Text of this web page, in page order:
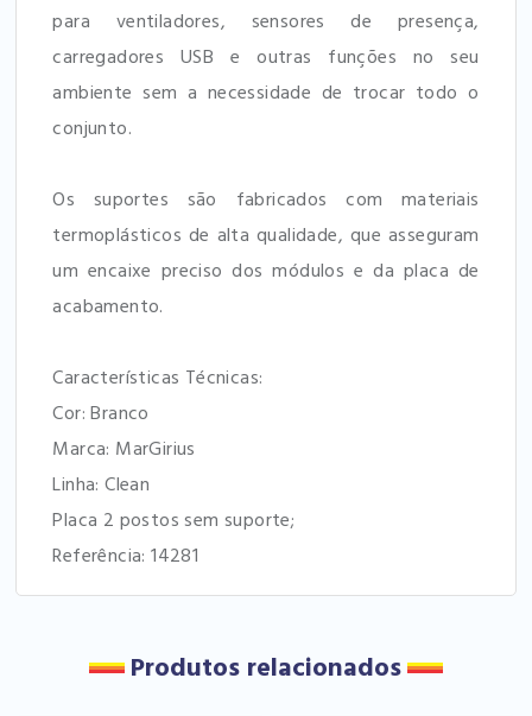
para ventiladores, sensores de presença,
carregadores USB e outras funções no seu
ambiente sem a necessidade de trocar todo o
conjunto.
Os suportes são fabricados com materiais
termoplásticos de alta qualidade, que asseguram
um encaixe preciso dos módulos e da placa de
acabamento.
Características Técnicas:
Cor: Branco
Marca: MarGirius
Linha: Clean
Placa 2 postos sem suporte;
Referência: 14281
Produtos relacionados